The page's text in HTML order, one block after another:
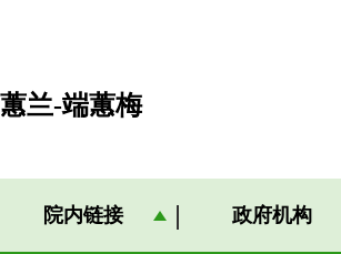
蕙兰-端蕙梅
院内链接 政府机构